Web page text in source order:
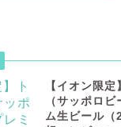
【イオン限
（サッポロ
ム生ビール（